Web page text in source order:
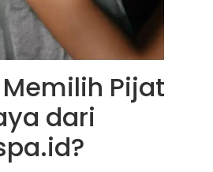
Pijat
dari